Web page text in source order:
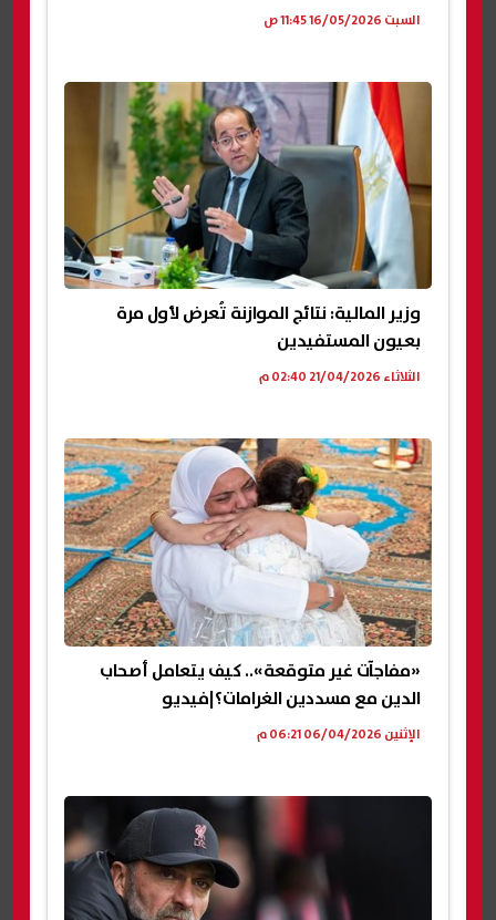
السبت 16/05/2026 11:45 ص
وزير المالية: نتائج الموازنة تُعرض لأول مرة
بعيون المستفيدين
الثلاثاء 21/04/2026 02:40 م
«مفاجآت غير متوقعة».. كيف يتعامل أصحاب
الدين مع مسددين الغرامات؟|فيديو
الإثنين 06/04/2026 06:21 م